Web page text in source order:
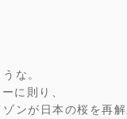
な。
に則り、
ンが日本の桜を再